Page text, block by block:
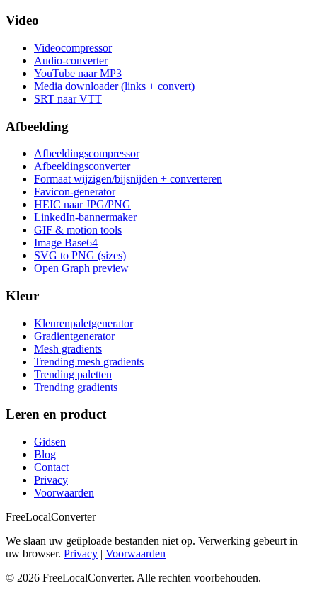
Video
Videocompressor
Audio-converter
YouTube naar MP3
Media downloader (links + convert)
SRT naar VTT
Afbeelding
Afbeeldingscompressor
Afbeeldingsconverter
Formaat wijzigen/bijsnijden + converteren
Favicon-generator
HEIC naar JPG/PNG
LinkedIn-bannermaker
GIF & motion tools
Image Base64
SVG to PNG (sizes)
Open Graph preview
Kleur
Kleurenpaletgenerator
Gradientgenerator
Mesh gradients
Trending mesh gradients
Trending paletten
Trending gradients
Leren en product
Gidsen
Blog
Contact
Privacy
Voorwaarden
FreeLocalConverter
We slaan uw geüploade bestanden niet op. Verwerking gebeurt in
uw browser. Privacy | Voorwaarden
© 2026 FreeLocalConverter. Alle rechten voorbehouden.